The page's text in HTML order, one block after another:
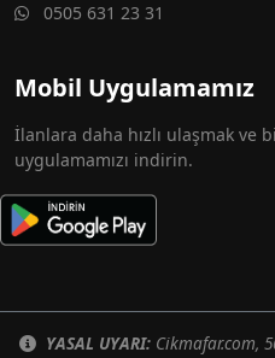
0505 631 23 31
Mobil Uygulamamız
İlanlara daha hızlı ulaşmak ve
uygulamamızı indirin.
YASAL UYARI: Cikmafar.com,